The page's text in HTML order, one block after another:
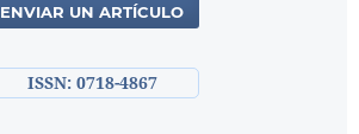
ENVIAR UN ARTÍCULO
ISSN: 0718-4867